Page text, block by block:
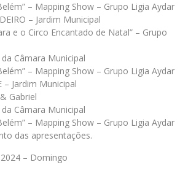
– Mapping Show – Grupo Ligia Aydar
– Jardim Municipal
e o Circo Encantado de Natal” – Grupo
Câmara Municipal
– Mapping Show – Grupo Ligia Aydar
– Jardim Municipal
Gabriel
Câmara Municipal
– Mapping Show – Grupo Ligia Aydar
das apresentações.
– Domingo